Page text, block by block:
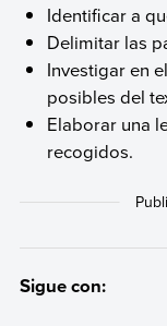
Identificar a
Delimitar las
Investigar en
posibles del
Elaborar una
recogidos.
Sigue con: